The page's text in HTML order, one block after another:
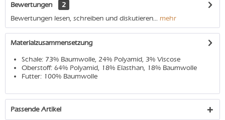
Bewertungen
2
Bewertungen lesen, schreiben und diskutieren... mehr
Materialzusammensetzung
Schale: 73% Baumwolle, 24% Polyamid, 3% Viscose
Oberstoff: 64% Polyamid, 18% Elasthan, 18% Baumwolle
Futter: 100% Baumwolle
Passende Artikel